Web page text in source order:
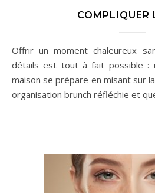
COMPLIQUER
Offrir un moment chaleureux sans se perdre dans les
détails est tout à fait possible :
maison se prépare en misant sur
organisation brunch réfléchie et